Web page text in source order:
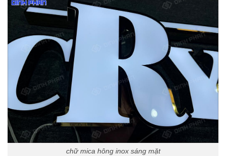
chữ mica hông inox sáng mặt